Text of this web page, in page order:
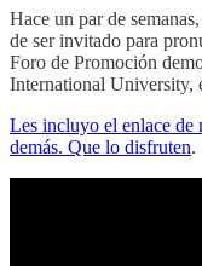
Hace un par de
de ser invitado para
Foro de Promoción
International University,
Les incluyo el enlace de
demás. Que lo disfruten.